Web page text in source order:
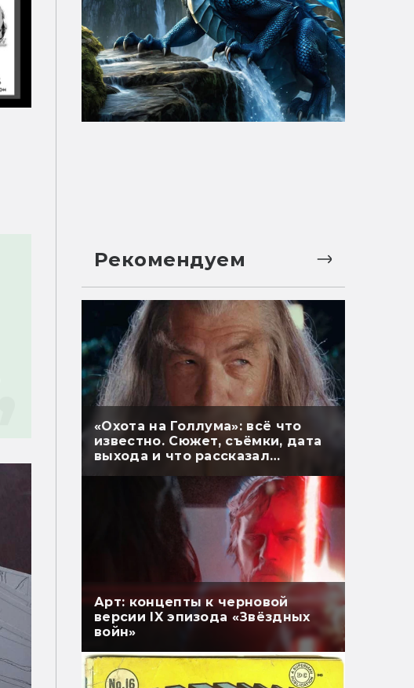
Рекомендуем
«Охота на Голлума»: всё что
известно. Сюжет, съёмки, дата
выхода и что рассказал
Арт: концепты к черновой
версии IX эпизода «Звёздных
войн»